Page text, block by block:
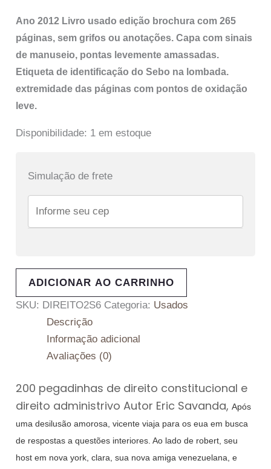
Ano 2012 Livro usado edição brochura com 265
páginas, sem grifos ou anotações. Capa com sinais
de manuseio, pontas levemente amassadas.
Etiqueta de identificação do Sebo na lombada.
extremidade das páginas com pontos de oxidação
leve.
Disponibilidade: 1 em estoque
Simulação de frete
ADICIONAR AO CARRINHO
SKU: DIREITO2S6 Categoria: Usados
Descrição
Informação adicional
Avaliações (0)
200 pegadinhas de direito constitucional e
direito administrivo Autor Eric Savanda,Após
uma desilusão amorosa, vicente viaja para os eua em busca
de respostas a questões interiores. Ao lado de robert, seu
host em nova york, clara, sua nova amiga venezuelana, e